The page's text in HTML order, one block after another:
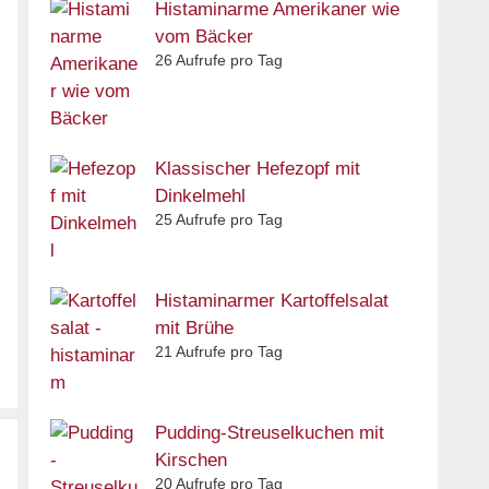
Histaminarme Amerikaner wie
vom Bäcker
26 Aufrufe pro Tag
Klassischer Hefezopf mit
Dinkelmehl
25 Aufrufe pro Tag
Histaminarmer Kartoffelsalat
mit Brühe
21 Aufrufe pro Tag
Pudding-Streuselkuchen mit
Kirschen
20 Aufrufe pro Tag